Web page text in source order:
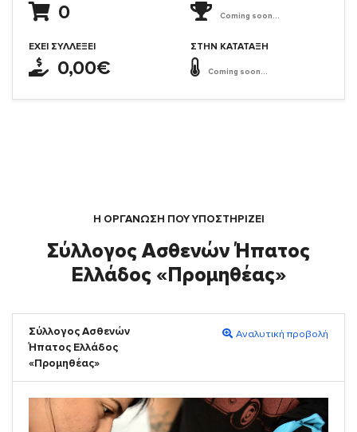
0
ΈΧΕΙ ΣΥΛΛΈΞΕΙ
0,00€
Coming soon...
ΣΤΗΝ ΚΑΤΆΤΑΞΗ
Coming soon...
Η ΟΡΓΆΝΩΣΗ ΠΟΥ ΥΠΟΣΤΗΡΙΖΕΙ
Σύλλογος Ασθενών Ήπατος
Ελλάδος «Προμηθέας»
Σύλλογος Ασθενών
Ήπατος Ελλάδος
«Προμηθέας»
Αναλυτική προβολή